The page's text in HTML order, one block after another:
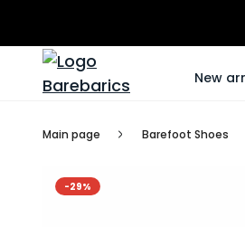
New
Main page Barefoot Shoes
-29%